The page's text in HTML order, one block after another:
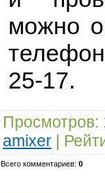
можно
25-17.
Просмотров:
amixer |
Всего комментариев: 0